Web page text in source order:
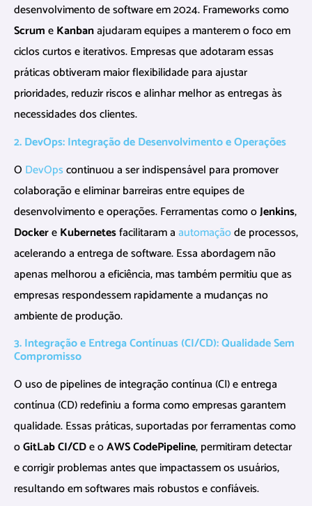
desenvolvimento de software em 2024. Frameworks como
ScrumeKanbanajudaram equipes a manterem o foco em
ciclos curtos e iterativos. Empresas que adotaram essas
práticas obtiveram maior flexibilidade para ajustar
prioridades, reduzir riscos e alinhar melhor as entregas às
necessidades dos clientes.
2. DevOps: Integração de Desenvolvimento e Operações
O DevOpscontinuou a ser indispensável para promover
colaboração e eliminar barreiras entre equipes de
desenvolvimento e operações. Ferramentas como oJenkins,
DockereKubernetesfacilitaram aautomaçãode processos,
acelerando a entrega de software. Essa abordagem não
apenas melhorou a eficiência, mas também permitiu que as
empresas respondessem rapidamente a mudanças no
ambiente de produção.
3. Integração e Entrega Contínuas (CI/CD): Qualidade Sem
Compromisso
O uso de pipelines de integração contínua (CI) e entrega
contínua (CD) redefiniu a forma como empresas garantem
qualidade. Essas práticas, suportadas por ferramentas como
oGitLab CI/CDe oAWS CodePipeline, permitiram detectar
e corrigir problemas antes que impactassem os usuários,
resultando em softwares mais robustos e confiáveis.